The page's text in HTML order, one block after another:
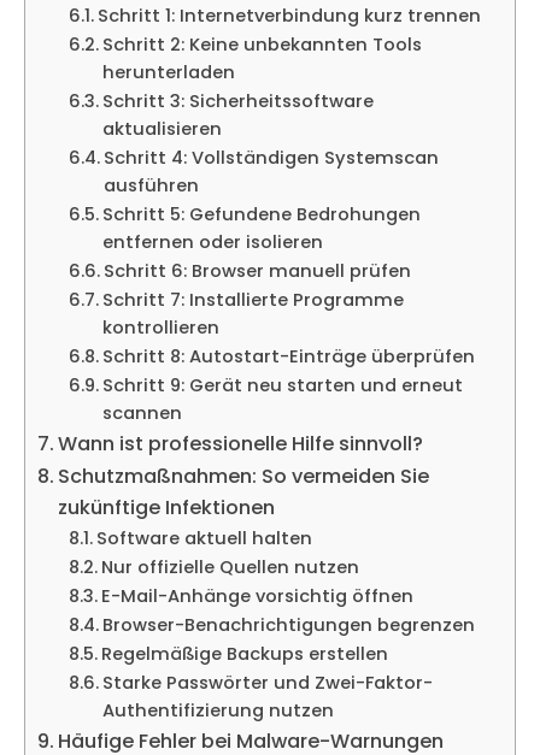
Schritt 1: Internetverbindung kurz trennen
Schritt 2: Keine unbekannten Tools
herunterladen
Schritt 3: Sicherheitssoftware
aktualisieren
Schritt 4: Vollständigen Systemscan
ausführen
Schritt 5: Gefundene Bedrohungen
entfernen oder isolieren
Schritt 6: Browser manuell prüfen
Schritt 7: Installierte Programme
kontrollieren
Schritt 8: Autostart-Einträge überprüfen
Schritt 9: Gerät neu starten und erneut
scannen
Wann ist professionelle Hilfe sinnvoll?
Schutzmaßnahmen: So vermeiden Sie
zukünftige Infektionen
Software aktuell halten
Nur offizielle Quellen nutzen
E-Mail-Anhänge vorsichtig öffnen
Browser-Benachrichtigungen begrenzen
Regelmäßige Backups erstellen
Starke Passwörter und Zwei-Faktor-
Authentifizierung nutzen
Häufige Fehler bei Malware-Warnungen